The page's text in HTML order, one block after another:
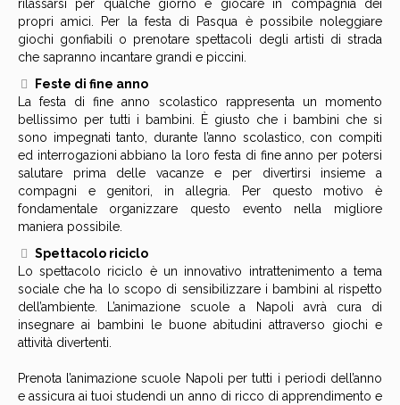
rilassarsi per qualche giorno e giocare in compagnia dei
propri amici. Per la festa di Pasqua è possibile noleggiare
giochi gonfiabili o prenotare spettacoli degli artisti di strada
che sapranno incantare grandi e piccini.
Feste di fine anno
La festa di fine anno scolastico rappresenta un momento
bellissimo per tutti i bambini. È giusto che i bambini che si
sono impegnati tanto, durante l’anno scolastico, con compiti
ed interrogazioni abbiano la loro festa di fine anno per potersi
salutare prima delle vacanze e per divertirsi insieme a
compagni e genitori, in allegria. Per questo motivo è
fondamentale organizzare questo evento nella migliore
maniera possibile.
Spettacolo riciclo
Lo spettacolo riciclo è un innovativo intrattenimento a tema
sociale che ha lo scopo di sensibilizzare i bambini al rispetto
dell’ambiente. L’animazione scuole a Napoli avrà cura di
insegnare ai bambini le buone abitudini attraverso giochi e
attività divertenti.
Prenota l’animazione scuole Napoli per tutti i periodi dell’anno
e assicura ai tuoi studendi un anno di ricco di apprendimento e